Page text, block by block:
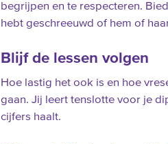
begrijpen en te respecteren.
hebt geschreeuwd of hem of
Blijf de lessen volgen
Hoe lastig het ook is en hoe
gaan. Jij leert tenslotte voor je
cijfers haalt.